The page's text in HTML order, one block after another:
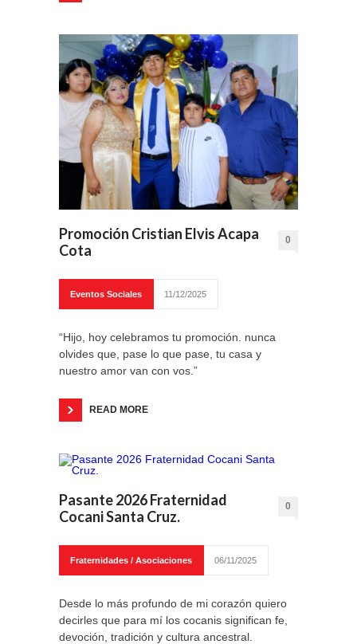
Promoción Cristian Elvis Acapa
Cota
0
Eventos Sociales 11/12/2025
“Hijo, hoy celebramos tu promoción. nunca
olvides que, pase lo que pase, tu casa y
nuestro amor van con vos.”
READ MORE
Pasante 2026 Fraternidad
Cocani Santa Cruz.
0
Fraternidades / Asociaciones 06/11/2025
Desde lo más profundo de mi corazón quiero
decirles que para mí los cocanis significan fe,
devoción, tradición y cultura ancestral.